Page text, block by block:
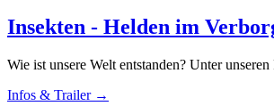
Insekten - Helden im
Wie ist unsere Welt entstanden? Unter
Infos & Trailer →